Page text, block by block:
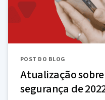
POST DO BLOG
Atualização
segurança de